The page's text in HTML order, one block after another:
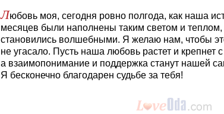
Любовь моя, сегодня ровно полгода, как наша
месяцев были наполнены таким светом и
становились волшебными. Я желаю нам, чтобы
не угасало. Пусть наша любовь растет и
а взаимопонимание и поддержка станут нашей
Я бесконечно благодарен судьбе за тебя!